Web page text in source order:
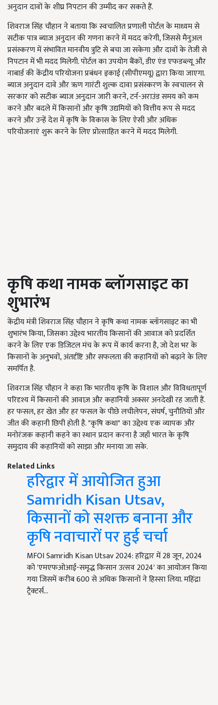
अनुदान दावों के शीघ्र निपटान की उम्मीद कर सकते हैं.
शिवराज सिंह चौहान ने बताया कि स्वचालित प्रणाली पोर्टल के माध्यम से
सटीक पात्र ब्याज अनुदान की गणना करने में मदद करेगी, जिससे मैनुअल
प्रसंस्करण में संभावित मानवीय त्रुटि से बचा जा सकेगा और दावों के तेजी से
निपटान में भी मदद मिलेगी. पोर्टल का उपयोग बैंकों, डीए एंड एफडब्ल्यू और
नाबार्ड की केंद्रीय परियोजना प्रबंधन इकाई (सीपीएमयू) द्वारा किया जाएगा.
ब्याज अनुदान दावे और ऋण गारंटी शुल्क दावा प्रसंस्करण के स्वचालन से
सरकार को सटीक ब्याज अनुदान जारी करने, टर्न-अराउंड समय को कम
करने और बदले में किसानों और कृषि उद्यमियों को वित्तीय रूप से मदद
करने और उन्हें देश में कृषि के विकास के लिए ऐसी और अधिक
परियोजनाएं शुरू करने के लिए प्रोत्साहित करने में मदद मिलेगी.
कृषि कथा नामक ब्लॉगसाइट का
शुभारंभ
केंद्रीय मंत्री शिवराज सिंह चौहान ने कृषि कथा नामक ब्लॉगसाइट का भी
शुभारंभ किया, जिसका उद्देश्य भारतीय किसानों की आवाज को प्रदर्शित
करने के लिए एक डिजिटल मंच के रूप में कार्य करना है, जो देश भर के
किसानों के अनुभवों, अंतर्दृष्टि और सफलता की कहानियों को बढ़ाने के लिए
समर्पित है.
शिवराज सिंह चौहान ने कहा कि भारतीय कृषि के विशाल और विविधतापूर्ण
परिदृश्य में किसानों की आवाज़ और कहानियाँ अक्सर अनदेखी रह जाती हैं.
हर फसल, हर खेत और हर फसल के पीछे लचीलेपन, संघर्ष, चुनौतियों और
जीत की कहानी छिपी होती है. "कृषि कथा" का उद्देश्य एक व्यापक और
मनोरंजक कहानी कहने का स्थान प्रदान करना है जहाँ भारत के कृषि
समुदाय की कहानियों को साझा और मनाया जा सके.
Related Links
हरिद्वार में आयोजित हुआ
Samridh Kisan Utsav,
किसानों को सशक्त बनाना और
कृषि नवाचारों पर हुई चर्चा
MFOI Samridh Kisan Utsav 2024: हरिद्वार में 28 जून, 2024
को 'एमएफओआई-समृद्ध किसान उत्सव 2024' का आयोजन किया
गया जिसमें करीब 600 से अधिक किसानों ने हिस्सा लिया. महिंद्रा
ट्रैक्टर्स…